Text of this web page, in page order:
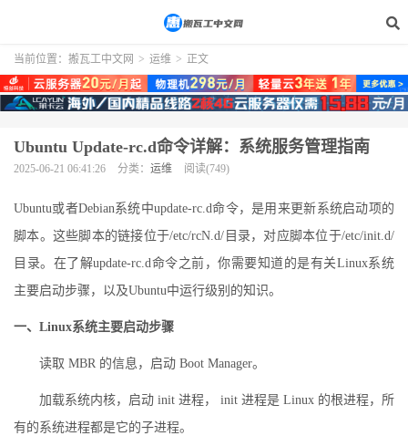
当前位置： 搬瓦工中文网 > 运维 > 正文
Ubuntu Update-rc.d命令详解：系统服务管理指南
2025-06-21 06:41:26 分类： 运维 阅读(749)
Ubuntu或者Debian系统中update-rc.d命令，是用来更新系统启动项的
脚本。这些脚本的链接位于/etc/rcN.d/目录，对应脚本位于/etc/init.d/
目录。在了解update-rc.d命令之前，你需要知道的是有关Linux系统
主要启动步骤，以及Ubuntu中运行级别的知识。
一、Linux系统主要启动步骤
读取 MBR 的信息，启动 Boot Manager。
加载系统内核，启动 init 进程， init 进程是 Linux 的根进程，所
有的系统进程都是它的子进程。